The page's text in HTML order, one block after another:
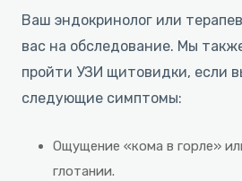
Ваш эндокринолог или
вас на обследование. Мы
пройти УЗИ щитовидки, если
следующие симптомы:
Ощущение «кома в горле»
глотании.